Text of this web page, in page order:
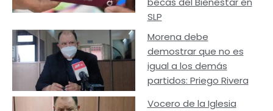
SLP
Morena debe
demostrar que no es
igual a los demás
partidos: Priego Rivera
Vocero de la Iglesia